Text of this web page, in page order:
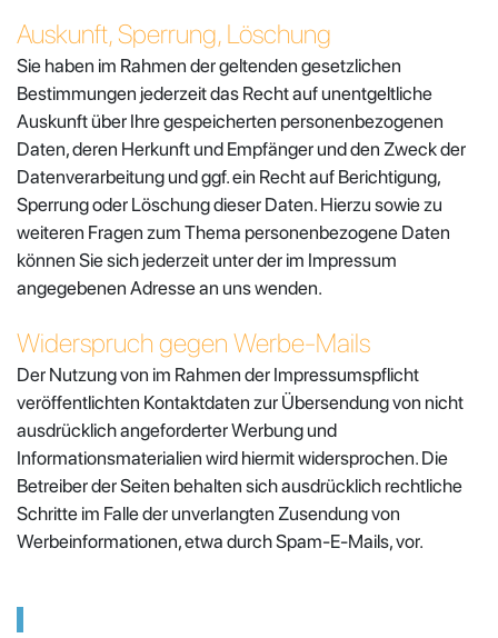
Auskunft, Sperrung, Löschung
Sie haben im Rahmen der geltenden gesetzlichen
Bestimmungen jederzeit das Recht auf unentgeltliche
Auskunft über Ihre gespeicherten personenbezogenen
Daten, deren Herkunft und Empfänger und den Zweck der
Datenverarbeitung und ggf. ein Recht auf Berichtigung,
Sperrung oder Löschung dieser Daten. Hierzu sowie zu
weiteren Fragen zum Thema personenbezogene Daten
können Sie sich jederzeit unter der im Impressum
angegebenen Adresse an uns wenden.
Widerspruch gegen Werbe-Mails
Der Nutzung von im Rahmen der Impressumspflicht
veröffentlichten Kontaktdaten zur Übersendung von nicht
ausdrücklich angeforderter Werbung und
Informationsmaterialien wird hiermit widersprochen. Die
Betreiber der Seiten behalten sich ausdrücklich rechtliche
Schritte im Falle der unverlangten Zusendung von
Werbeinformationen, etwa durch Spam-E-Mails, vor.